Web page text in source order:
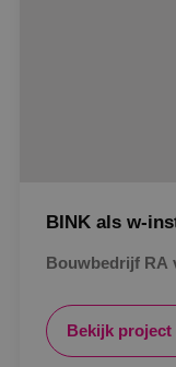
BINK als w-
Bouwbedrijf RA
Bekijk project